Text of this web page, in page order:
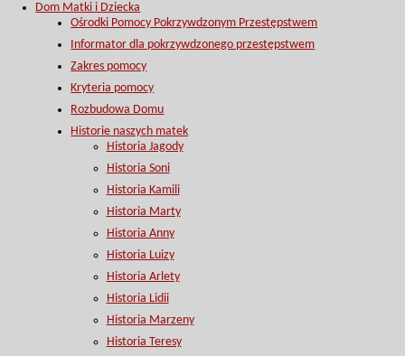
Dom Matki i Dziecka
Ośrodki Pomocy Pokrzywdzonym Przestępstwem
Informator dla pokrzywdzonego przestępstwem
Zakres pomocy
Kryteria pomocy
Rozbudowa Domu
Historie naszych matek
Historia Jagody
Historia Soni
Historia Kamili
Historia Marty
Historia Anny
Historia Luizy
Historia Arlety
Historia Lidii
Historia Marzeny
Historia Teresy